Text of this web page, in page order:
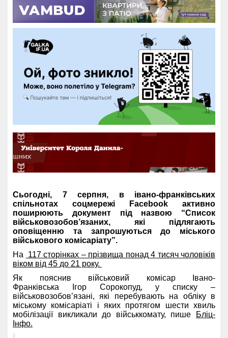
Сьогодні, 7 серпня, в івано-франківських
спільнотах соцмережі Facebook активно
поширюють документ під назвою “Список
військовозобов’язаних, які підлягають
оповіщенню та запрошуються до міського
військового комісаріату”.
На
117 сторінках – прізвища понад 4 тисяч чоловіків
віком від 45 до 21 року.
Як пояснив військовий комісар Івано-
Франківська Ігор Сорокопуд, у списку –
військовозобов’язані, які перебувають на обліку в
міському комісаріаті і яких протягом шести хвиль
мобілізації викликали до військкомату, пише
Бліц-
Інфо.